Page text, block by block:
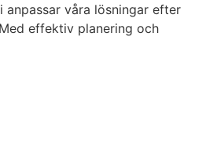
våra lösningar efter
effektiv planering och